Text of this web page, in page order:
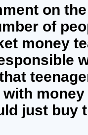
on
of
money
with
just buy